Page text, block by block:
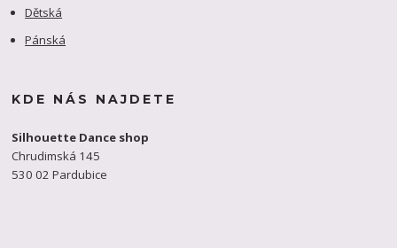
Dětská
Pánská
KDE NÁS NAJDETE
Silhouette Dance shop
Chrudimská 145
530 02 Pardubice